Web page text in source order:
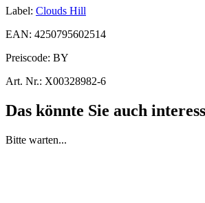
Label: Clouds Hill
EAN: 4250795602514
Preiscode: BY
Art. Nr.: X00328982-6
Das könnte Sie auch
Bitte warten...